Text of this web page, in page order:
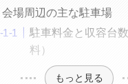
会場周辺の主な駐車場
駐車料金と収容台
料）
もっと見る